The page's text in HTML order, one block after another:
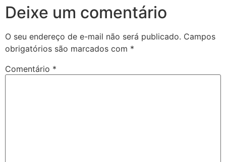
Deixe um comentário
O seu endereço de e-mail não será publicado. Campos
obrigatórios são marcados com *
Comentário *